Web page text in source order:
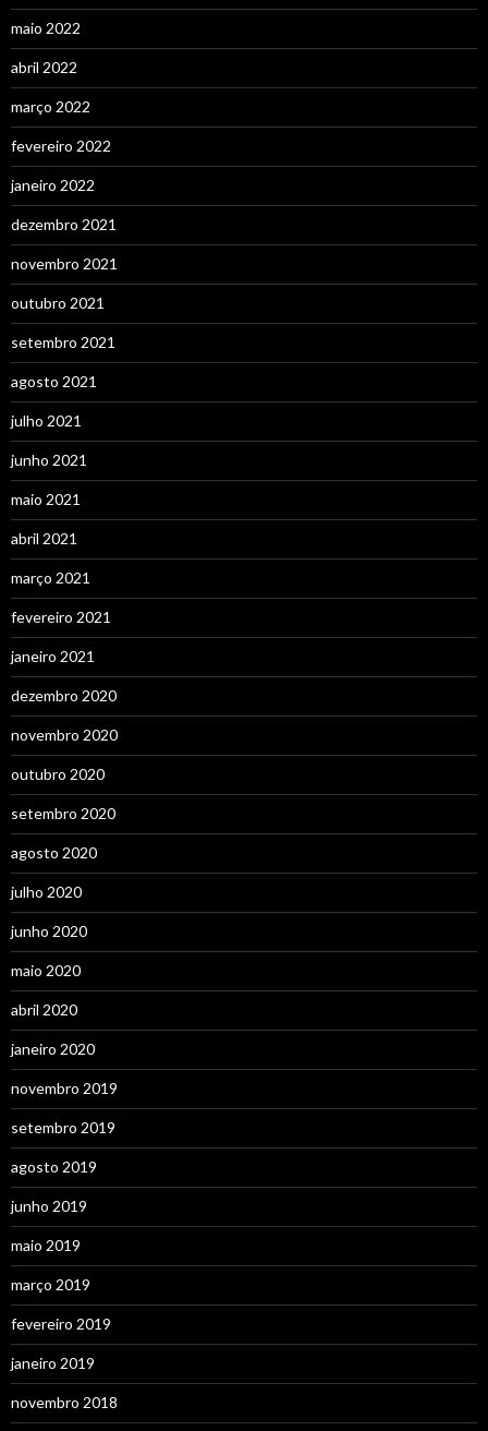
maio 2022
abril 2022
março 2022
fevereiro 2022
janeiro 2022
dezembro 2021
novembro 2021
outubro 2021
setembro 2021
agosto 2021
julho 2021
junho 2021
maio 2021
abril 2021
março 2021
fevereiro 2021
janeiro 2021
dezembro 2020
novembro 2020
outubro 2020
setembro 2020
agosto 2020
julho 2020
junho 2020
maio 2020
abril 2020
janeiro 2020
novembro 2019
setembro 2019
agosto 2019
junho 2019
maio 2019
março 2019
fevereiro 2019
janeiro 2019
novembro 2018